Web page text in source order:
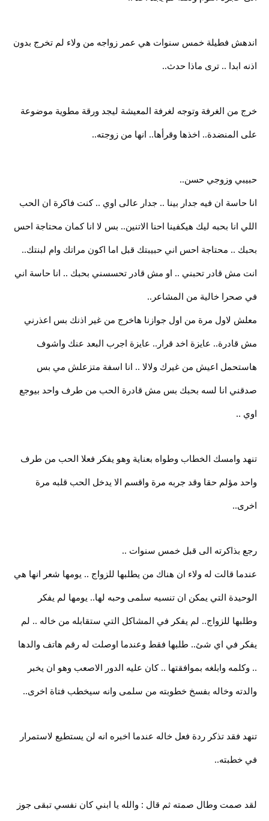
اندهش فطيلة خمس سنوات هي عمر زواجه من ولاء لم تخرج بدون
اذنه ابدا .. ترى ماذا حدث..
خرج من الغرفة وتوجه لغرفة المعيشة ليجد ورقة مطوية موضوعة
على المنضدة.. اخذها وقرأها.. انها من زوجته..
حبيبي وزوجي حسن..
انا حاسة ان فيه جدار بينا .. جدار عالى اوي .. كنت فاكرة ان الحب
اللي انا بحبه ليك هيكفينا احنا الاتنين.. بس لا انا كمان محتاجة احس
بحبك .. محتاجة احس اني حبيبتك قبل اما اكون مراتك وام لبنتك..
انت مش قادر تحبني .. او مش قادر تحسسني بحبك .. انا حاسة اني
في صحرا خالية من المشاعر..
معلش لاول مرة من اول جوازنا هاخرج من غير اذنك بس اعذرني
مش قادرة.. عايزة اخد قرار.. عايزة اجرب البعد عنك واشوف
هاستحمل اعيش من غيرك ولالا .. انا اسفة متزعلش مي بس
صدقني انا لسه بحبك بس مش قادرة الحب من طرف واحد بيوجع
اوي ..
تنهد وامسك الخطاب وطواه بعناية وهو يفكر فعلا الحب من طرف
واحد مؤلم حقا وقد جربه مرة واقسم الا يدخل الحب قلبه مرة
اخرى..
رجع بذاكرته الى قبل خمس سنوات ..
عندما قالت له ولاء ان هناك من يطلبها للزواج .. يومها شعر انها هي
الوحيدة التي يمكن ان تنسيه سلمى وحبه لها.. يومها لم يفكر
وطلبها للزواج.. لم يفكر في المشاكل التي ستقابله من خاله .. لم
يفكر في اي شئ.. طلبها فقط وعندما اوصلت له رقم هاتف والدها
.. وكلمه وابلغه بموافقتها .. كان عليه الدور الاصعب وهو ان يخبر
والدته وخاله بفسخ خطوبته من سلمى وانه سيخطب فتاة اخرى..
تنهد فقد تذكر ردة فعل خاله عندما اخبره انه لن يستطيع لاستمرار
في خطبته..
لقد صمت وطال صمته ثم قال : والله يا ابني كان نفسي تبقى جوز